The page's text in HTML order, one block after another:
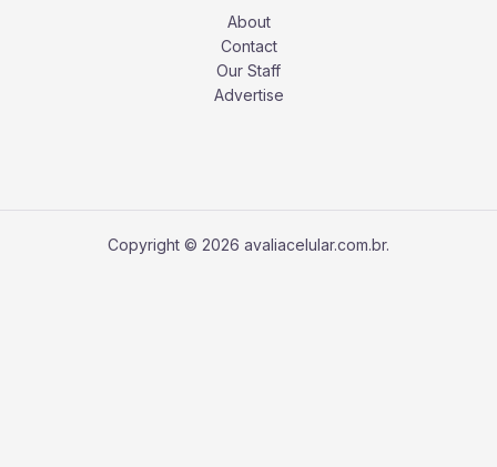
About
Contact
Our Staff
Advertise
Copyright © 2026 avaliacelular.com.br.